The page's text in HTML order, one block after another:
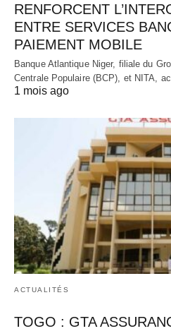
RENFORCENT
ENTRE SERVICES
PAIEMENT MOBILE
Banque Atlantique Niger, filiale du
Centrale Populaire (BCP), et NITA,
1 mois ago
ACTUALITÉS
TOGO : GTA